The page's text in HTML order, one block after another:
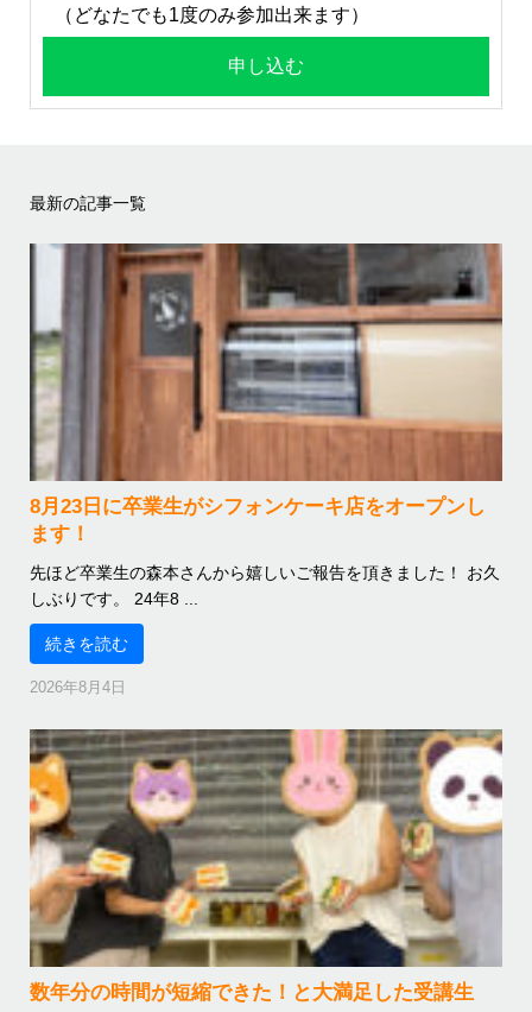
（どなたでも1度のみ参加出来ます）
申し込む
最新の記事一覧
8月23日に卒業生がシフォンケーキ店をオープンし
ます！
先ほど卒業生の森本さんから嬉しいご報告を頂きました！ お久
しぶりです。 24年8 ...
続きを読む
2026年8月4日
数年分の時間が短縮できた！と大満足した受講生